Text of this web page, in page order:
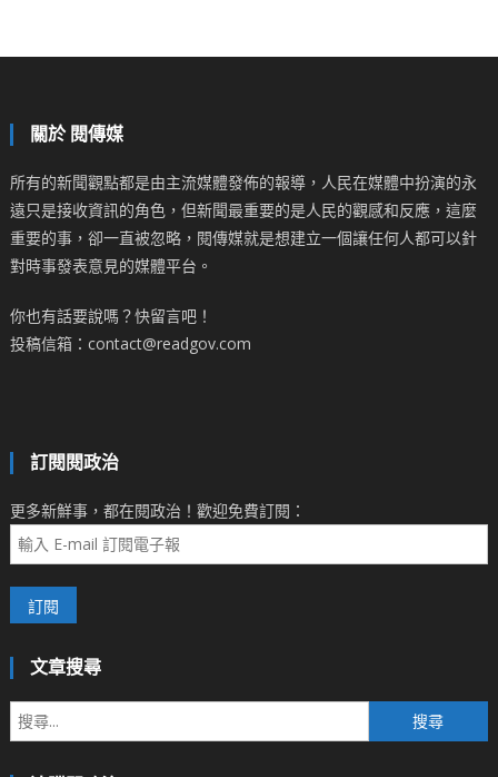
關於 閱傳媒
所有的新聞觀點都是由主流媒體發佈的報導，人民在媒體中扮演的永
遠只是接收資訊的角色，但新聞最重要的是人民的觀感和反應，這麼
重要的事，卻一直被忽略，閱傳媒就是想建立一個讓任何人都可以針
對時事發表意見的媒體平台。
你也有話要說嗎？快留言吧！
投稿信箱：contact@readgov.com
訂閱閱政治
更多新鮮事，都在閱政治！歡迎免費訂閱：
文章搜尋
尋